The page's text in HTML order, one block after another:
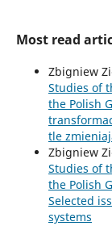
Most read
Zbigniew
Studies of
the Polish
tle
Zbigniew
Studies of
the Polish
Selected
systems